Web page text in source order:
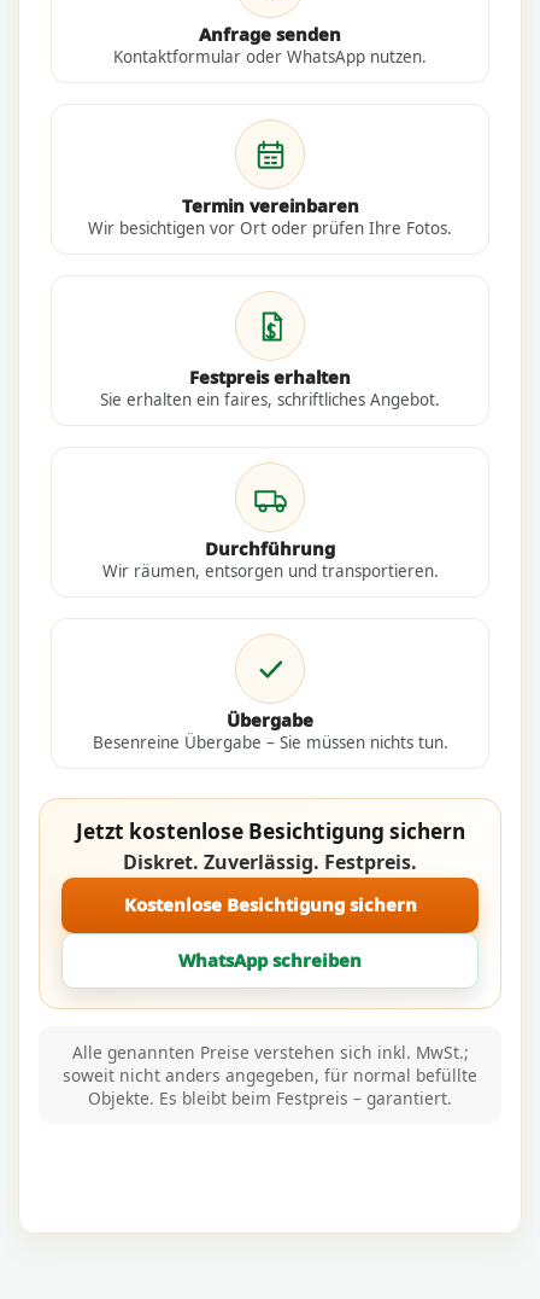
Anfrage senden
Kontaktformular oder WhatsApp nutzen.
Termin vereinbaren
Wir besichtigen vor Ort oder prüfen Ihre Fotos.
Festpreis erhalten
Sie erhalten ein faires, schriftliches Angebot.
Durchführung
Wir räumen, entsorgen und transportieren.
Übergabe
Besenreine Übergabe – Sie müssen nichts tun.
Jetzt kostenlose Besichtigung sichern
Diskret. Zuverlässig. Festpreis.
Kostenlose Besichtigung sichern
WhatsApp schreiben
Alle genannten Preise verstehen sich inkl. MwSt.;
soweit nicht anders angegeben, für normal befüllte
Objekte. Es bleibt beim Festpreis – garantiert.